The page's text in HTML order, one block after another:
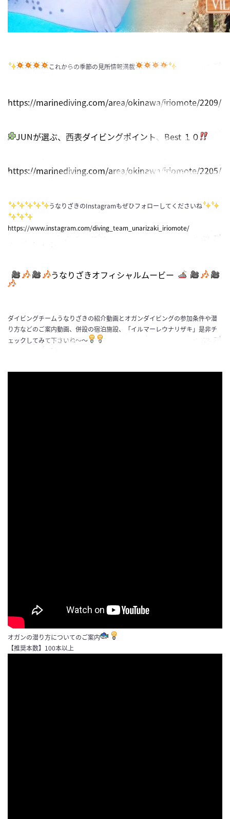
これからの季節の見所情報満載
https://marinediving.com/area/okinawa/iriomote/2209/
JUNが選ぶ、西表ダイビングポイント、Best １０
https://marinediving.com/area/okinawa/iriomote/2205/
うなりざきのInstagramもぜひフォローしてくださいね
https://www.instagram.com/diving_team_unarizaki_iriomote/
うなりざきオフィシャルムービー
ダイビングチームうなりざきの紹介動画とオガンダイビングの参加条件や潜
り方などのご案内動画、併設の宿泊施設、「イルマーレウナリザキ」是非チ
ェックしてみて下さいね～～
オガンの潜り方についてのご案内
【推奨本数】100本以上